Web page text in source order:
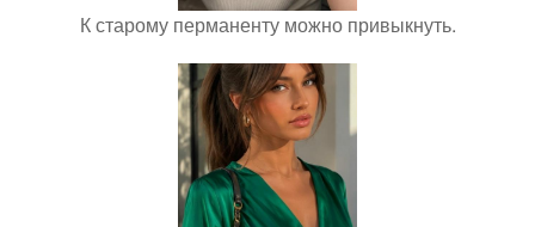
К старому перманенту можно привыкнуть.